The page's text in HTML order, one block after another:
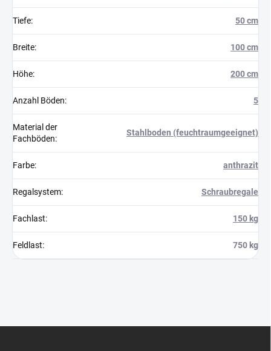
Tiefe: 50 cm
Breite: 100 cm
Höhe: 200 cm
Anzahl Böden: 5
Material der
Fachböden:
Stahlboden (feuchtraumgeeignet)
Farbe: anthrazit
Regalsystem: Schraubregale
Fachlast: 150 kg
Feldlast: 750 kg